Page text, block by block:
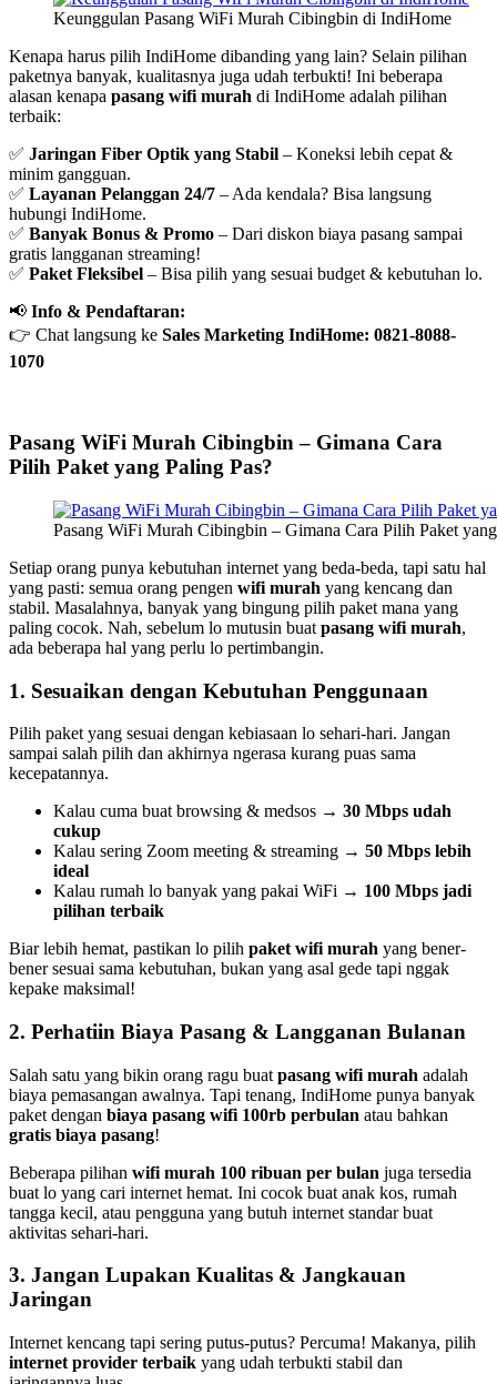
Keunggulan Pasang WiFi Murah Cibingbin di IndiHome
Kenapa harus pilih IndiHome dibanding yang lain? Selain pilihan
paketnya banyak, kualitasnya juga udah terbukti! Ini beberapa
alasan kenapa pasang wifi murah di IndiHome adalah pilihan
terbaik:
✅ Jaringan Fiber Optik yang Stabil – Koneksi lebih cepat &
minim gangguan.
✅ Layanan Pelanggan 24/7 – Ada kendala? Bisa langsung
hubungi IndiHome.
✅ Banyak Bonus & Promo – Dari diskon biaya pasang sampai
gratis langganan streaming!
✅ Paket Fleksibel – Bisa pilih yang sesuai budget & kebutuhan lo.
📢 Info & Pendaftaran:
👉 Chat langsung ke Sales Marketing IndiHome: 0821-8088-
1070
Pasang WiFi Murah Cibingbin – Gimana Cara
Pilih Paket yang Paling Pas?
Pasang WiFi Murah Cibingbin – Gimana Cara Pilih Paket
Setiap orang punya kebutuhan internet yang beda-beda, tapi satu hal
yang pasti: semua orang pengen wifi murah yang kencang dan
stabil. Masalahnya, banyak yang bingung pilih paket mana yang
paling cocok. Nah, sebelum lo mutusin buat pasang wifi murah,
ada beberapa hal yang perlu lo pertimbangin.
1. Sesuaikan dengan Kebutuhan Penggunaan
Pilih paket yang sesuai dengan kebiasaan lo sehari-hari. Jangan
sampai salah pilih dan akhirnya ngerasa kurang puas sama
kecepatannya.
Kalau cuma buat browsing & medsos → 30 Mbps udah
cukup
Kalau sering Zoom meeting & streaming → 50 Mbps lebih
ideal
Kalau rumah lo banyak yang pakai WiFi → 100 Mbps jadi
pilihan terbaik
Biar lebih hemat, pastikan lo pilih paket wifi murah yang bener-
bener sesuai sama kebutuhan, bukan yang asal gede tapi nggak
kepake maksimal!
2. Perhatiin Biaya Pasang & Langganan Bulanan
Salah satu yang bikin orang ragu buat pasang wifi murah adalah
biaya pemasangan awalnya. Tapi tenang, IndiHome punya banyak
paket dengan biaya pasang wifi 100rb perbulan atau bahkan
gratis biaya pasang!
Beberapa pilihan wifi murah 100 ribuan per bulan juga tersedia
buat lo yang cari internet hemat. Ini cocok buat anak kos, rumah
tangga kecil, atau pengguna yang butuh internet standar buat
aktivitas sehari-hari.
3. Jangan Lupakan Kualitas & Jangkauan
Jaringan
Internet kencang tapi sering putus-putus? Percuma! Makanya, pilih
internet provider terbaik yang udah terbukti stabil dan